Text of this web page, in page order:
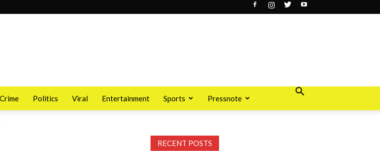
Crime Politics Viral Entertainment Sports Pressnote
RECENT POSTS